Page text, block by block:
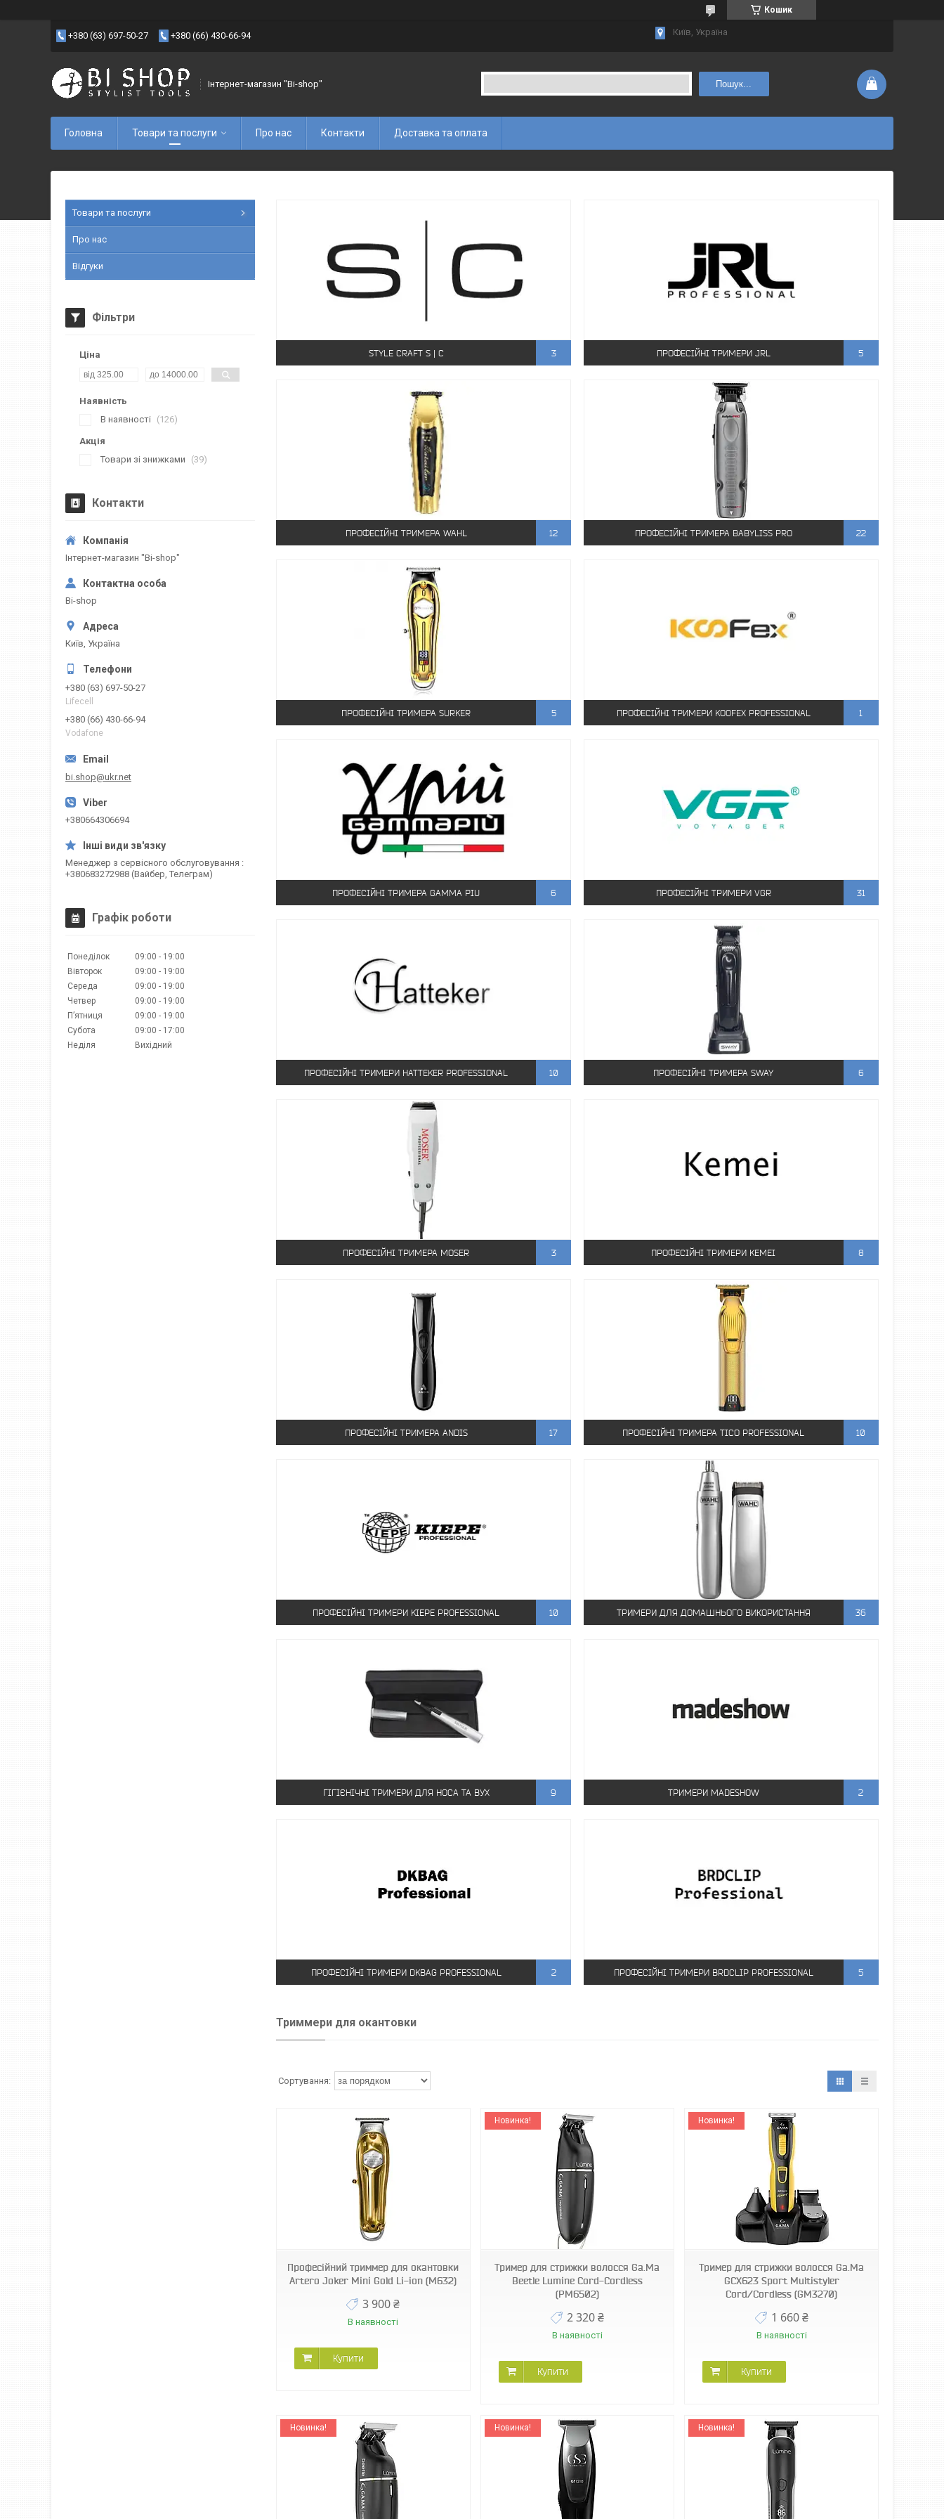
Кошик
+380 (63) 697-50-27 +380 (66) 430-66-94 Київ, Україна
Інтернет-магазин "Bi-shop" Пошук...
Головна Товари та послуги Про нас Контакти Доставка та оплата
STYLE CRAFT S | C 3 ПРОФЕСІЙНІ ТРИМЕРИ JRL 5
ПРОФЕСІЙНІ ТРИМЕРА WAHL 12 ПРОФЕСІЙНІ ТРИМЕРА BABYLISS PRO 22
ПРОФЕСІЙНІ ТРИМЕРА SURKER 5 ПРОФЕСІЙНІ ТРИМЕРИ KOOFEX PROFESSIONAL 1
ПРОФЕСІЙНІ ТРИМЕРА GAMMA PIU 6 ПРОФЕСІЙНІ ТРИМЕРИ VGR 31
ПРОФЕСІЙНІ ТРИМЕРИ HATTEKER PROFESSIONAL 10 ПРОФЕСІЙНІ ТРИМЕРА SWAY 6
ПРОФЕСІЙНІ ТРИМЕРА MOSER 3 ПРОФЕСІЙНІ ТРИМЕРИ KEMEI 8
ПРОФЕСІЙНІ ТРИМЕРА ANDIS 17 ПРОФЕСІЙНІ ТРИМЕРА TICO PROFESSIONAL 10
ПРОФЕСІЙНІ ТРИМЕРИ KIEPE PROFESSIONAL 10 ТРИМЕРИ ДЛЯ ДОМАШНЬОГО ВИКОРИСТАННЯ 36
ГІГІЄНІЧНІ ТРИМЕРИ ДЛЯ НОСА ТА ВУХ 9 ТРИМЕРИ MADESHOW 2
ПРОФЕСІЙНІ ТРИМЕРИ DKBAG PROFESSIONAL 2 ПРОФЕСІЙНІ ТРИМЕРИ BRDCLIP PROFESSIONAL 5
Триммери для окантовки
Професійний триммер для окантовки
Artero Joker Mini Gold Li-ion (M632)
3 900 ₴
В наявності
Купити
Новинка!
Тример для стрижки волосся Ga.Ma
Beetle Lumine Cord-Cordless
(PM6502)
2 320 ₴
В наявності
Купити
Новинка!
Тример для стрижки волосся Ga.Ma
GCX623 Sport Multistyler
Cord/Cordless (GM3270)
1 660 ₴
В наявності
Купити
Новинка! Новинка! Новинка!
Товари та послуги
Про нас
Відгуки
Фільтри
Ціна
Наявність
В наявності
126
Акція
Товари зі знижками
39
Контакти
Інтернет-магазин "Bi-shop"
Bi-shop
Київ, Україна
+380 (63) 697-50-27
Lifecell
+380 (66) 430-66-94
Vodafone
bi.shop@ukr.net
+380664306694
Менеджер з сервісного обслуговування
+380683272988 (Вайбер, Телеграм)
Графік роботи
Понеділок 09:00
19:00
Вівторок
09:00
19:00
Середа
09:00
19:00
Четвер
09:00
19:00
Пʼятниця
09:00
19:00
Субота
09:00
17:00
Неділя
Вихідний